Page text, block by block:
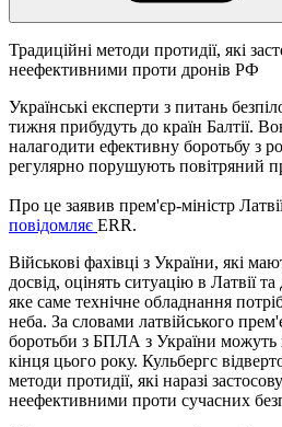
Традиційні методи протидії, які
неефективними проти дронів РФ
Українські експерти з питань
тижня прибудуть до країн Балтії.
налагодити ефективну боротьбу з
регулярно порушують повітряний
Про це заявив прем'єр-міністр
повідомляє ERR.
Військові фахівці з України, які
досвід, оцінять ситуацію в Латвії
яке саме технічне обладнання
неба. За словами латвійського
боротьби з БПЛА з України можуть
кінця цього року. Кульбергс
методи протидії, які наразі
неефективними проти сучасних